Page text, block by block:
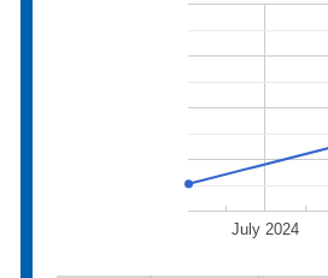
July 2024